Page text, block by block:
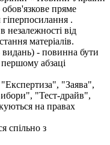
обов'язкове пряме
.
незалежності від
матеріалів.
видань) - повинна бути
абзаці
"Заява",
"Тест-драйв",
на правах
спільно з